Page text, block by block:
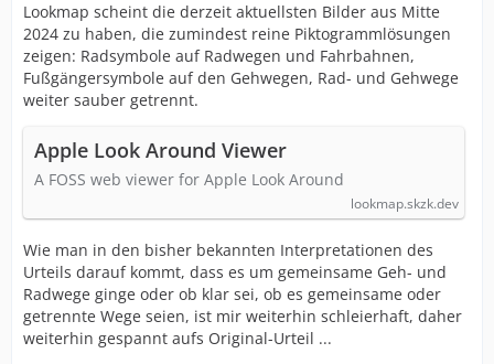
Lookmap scheint die derzeit aktuellsten Bilder aus Mitte
2024 zu haben, die zumindest reine Piktogrammlösungen
zeigen: Radsymbole auf Radwegen und Fahrbahnen,
Fußgängersymbole auf den Gehwegen, Rad- und Gehwege
weiter sauber getrennt.
Apple Look Around Viewer
A FOSS web viewer for Apple Look Around
lookmap.skzk.dev
Wie man in den bisher bekannten Interpretationen des
Urteils darauf kommt, dass es um gemeinsame Geh- und
Radwege ginge oder ob klar sei, ob es gemeinsame oder
getrennte Wege seien, ist mir weiterhin schleierhaft, daher
weiterhin gespannt aufs Original-Urteil ...